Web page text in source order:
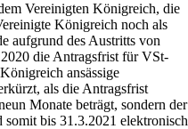
Vereinigten Königreich, die
Königreich noch als
aufgrund des Austritts von
die Antragsfrist für VSt-
ansässige
als die Antragsfrist
Monate beträgt, sondern der
bis 31.3.2021 elektronisch